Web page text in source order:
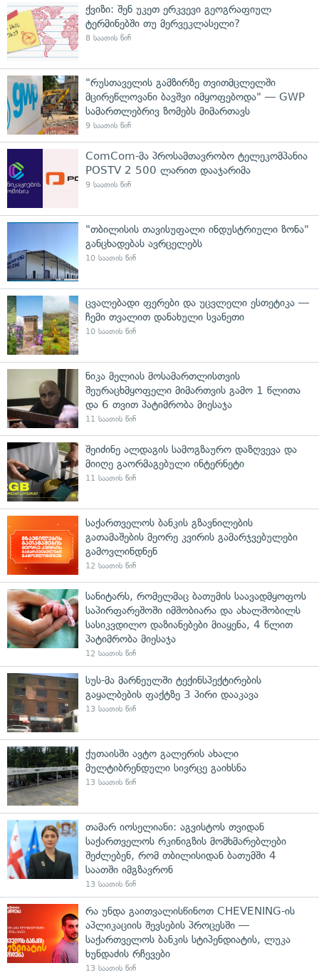
ქვიზი: შენ უკეთ ერკვევი გეოგრაფიულ
ტერმინებში თუ მერვეკლასელი?
8 საათის წინ
"რუსთაველის გამზირზე თვითმცლელში
მცირეწლოვანი ბავშვი იმყოფებოდა" — GWP
სამართლებრივ ზომებს მიმართავს
9 საათის წინ
ComCom-მა პროსამთავრობო ტელეკომპანია
POSTV 2 500 ლარით დააჯარიმა
9 საათის წინ
"თბილისის თავისუფალი ინდუსტრიული ზონა"
განცხადებას ავრცელებს
10 საათის წინ
ცვალებადი ფერები და უცვლელი ესთეტიკა —
ჩემი თვალით დანახული სვანეთი
10 საათის წინ
ნიკა მელიას მოსამართლისთვის
შეურაცხმყოფელი მიმართვის გამო 1 წლითა
და 6 თვით პატიმრობა მიესაჯა
11 საათის წინ
შეიძინე ალდაგის სამოგზაურო დაზღვევა და
მიიღე გაორმაგებული ინტერნეტი
11 საათის წინ
საქართველოს ბანკის გზავნილების
გათამაშების მეორე კვირის გამარჯვებულები
გამოვლინდნენ
12 საათის წინ
სანიტარს, რომელმაც ბათუმის საავადმყოფოს
საპირფარეშოში იმშობიარა და ახალშობილს
სასიკვდილო დაზიანებები მიაყენა, 4 წლით
პატიმრობა მიესაჯა
12 საათის წინ
სუს-მა მარნეულში ტექინსპექტირების
გაყალბების ფაქტზე 3 პირი დააკავა
13 საათის წინ
ქუთაისში ავტო გალერის ახალი
მულტიბრენდული სივრცე გაიხსნა
13 საათის წინ
თამარ იოსელიანი: აგვისტოს თვიდან
საქართველოს რკინიგზის მომხმარებლები
შეძლებენ, რომ თბილისიდან ბათუმში 4
საათში იმგზავრონ
13 საათის წინ
რა უნდა გაითვალისწინოთ CHEVENING-ის
აპლიკაციის შევსების პროცესში —
საქართველოს ბანკის სტიპენდიატის, ლუკა
ხუნდაძის რჩევები
13 საათის წინ